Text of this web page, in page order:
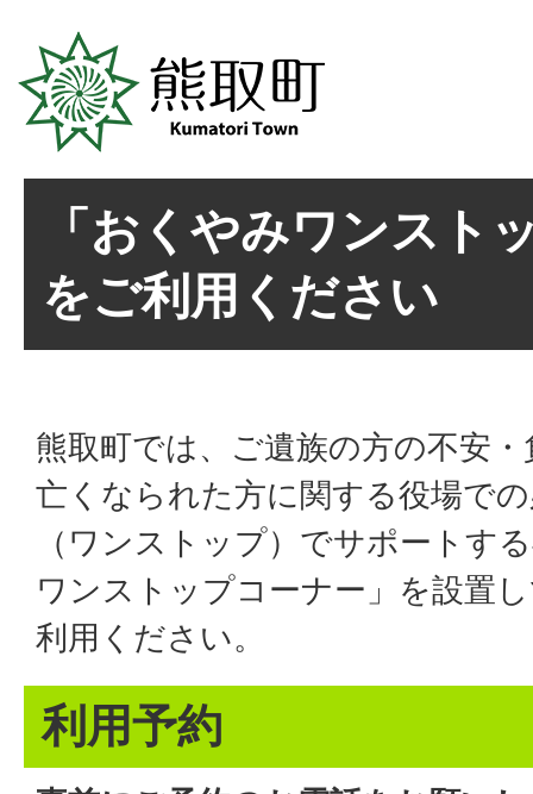
「おくやみワンスト
をご利用ください
熊取町では、ご遺族の方の不安
亡くなられた方に関する役場で
（ワンストップ）でサポートす
ワンストップコーナー」を設置
利用ください。
利用予約